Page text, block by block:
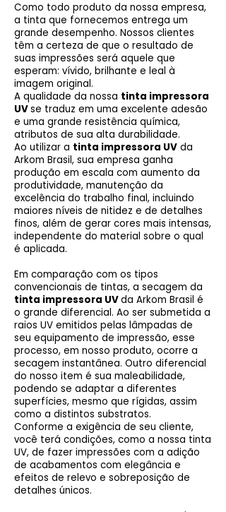
Como todo produto da nossa empresa,
a tinta que fornecemos entrega um
grande desempenho. Nossos clientes
têm a certeza de que o resultado de
suas impressões será aquele que
esperam: vívido, brilhante e leal à
imagem original.
A qualidade da nossa tinta impressora
UVse traduz em uma excelente adesão
e uma grande resistência química,
atributos de sua alta durabilidade.
Ao utilizar a tinta impressora UV da
Arkom Brasil, sua empresa ganha
produção em escala com aumento da
produtividade, manutenção da
excelência do trabalho final, incluindo
maiores níveis de nitidez e de detalhes
finos, além de gerar cores mais intensas,
independente do material sobre o qual
é aplicada.
Em comparação com os tipos
convencionais de tintas, a secagem da
tinta impressora UVda Arkom Brasil é
o grande diferencial. Ao ser submetida a
raios UV emitidos pelas lâmpadas de
seu equipamento de impressão, esse
processo, em nosso produto, ocorre a
secagem instantânea. Outro diferencial
do nosso item é sua maleabilidade,
podendo se adaptar a diferentes
superfícies, mesmo que rígidas, assim
como a distintos substratos.
Conforme a exigência de seu cliente,
você terá condições, como a nossa tinta
UV, de fazer impressões com a adição
de acabamentos com elegância e
efeitos de relevo e sobreposição de
detalhes únicos.